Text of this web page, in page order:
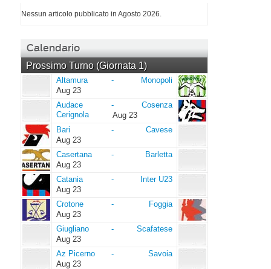
Nessun articolo pubblicato in Agosto 2026.
Calendario
Prossimo Turno (Giornata 1)
Altamura
Altamura -
Monopoli
Aug 23
Audace
Cerignola
Audace
Cerignola
-
Cosenza
Aug 23
Bari
Bari -
Cavese
Aug 23
Casertana
Casertana -
Barletta
Aug 23
Catania
Catania -
Inter U23
Aug 23
Crotone
Crotone -
Foggia
Aug 23
Giugliano
Giugliano -
Scafatese
Aug 23
Az
Picerno
Az Picerno -
Savoia
Aug 23